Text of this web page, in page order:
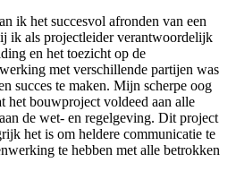
ik het succesvol afronden van een
ik als projectleider verantwoordelijk
en het toezicht op de
met verschillende partijen was
succes te maken. Mijn scherpe oog
het bouwproject voldeed aan alle
de wet- en regelgeving. Dit project
het is om heldere communicatie te
te hebben met alle betrokken